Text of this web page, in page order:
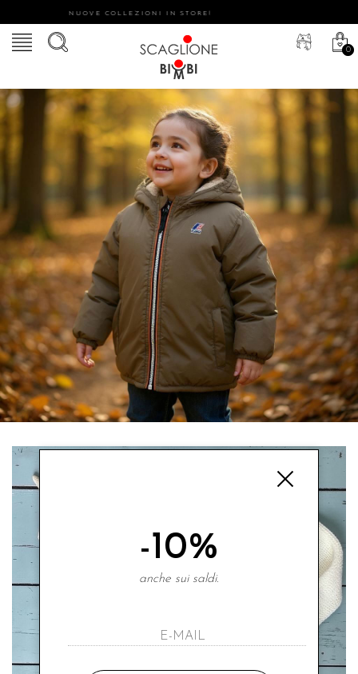
NUOVE COLLEZIONI IN STORE!
0
-10%
anche sui saldi.